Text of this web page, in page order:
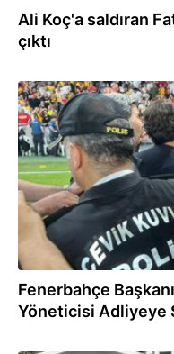
Ali Koç'a saldıran
çıktı
18.08.2024
Fenerbahçe
Yöneticisi Adliyeye